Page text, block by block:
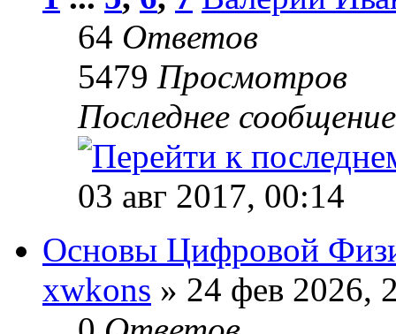
64 Ответов
5479 Просмотров
Последнее
03 авг 2017, 00:14
Основы Цифровой
xwkons » 24 фев 2026,